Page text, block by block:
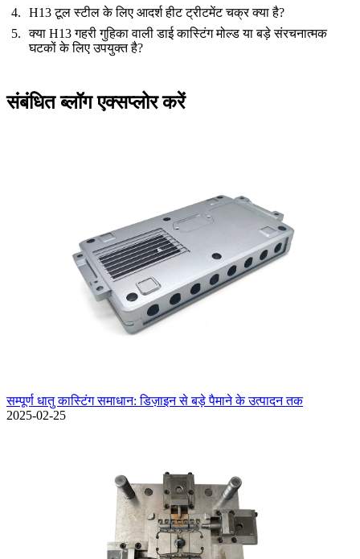
H13 टूल स्टील के लिए आदर्श हीट ट्रीटमेंट चक्र क्या है?
क्या H13 गहरी गुहिका वाली डाई कास्टिंग मोल्ड या बड़े संरचनात्मक
घटकों के लिए उपयुक्त है?
संबंधित ब्लॉग एक्सप्लोर करें
सम्पूर्ण धातु कास्टिंग समाधान: डिज़ाइन से बड़े पैमाने के उत्पादन तक
2025-02-25